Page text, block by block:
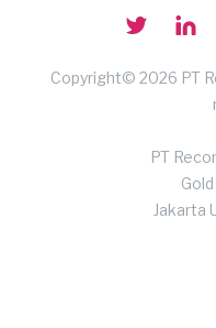
Copyright© 2026 PT
PT
Jakarta